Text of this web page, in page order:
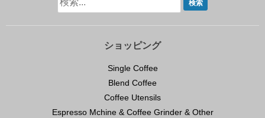
ショッピング
Single Coffee
Blend Coffee
Coffee Utensils
Espresso Mchine & Coffee Grinder & Other